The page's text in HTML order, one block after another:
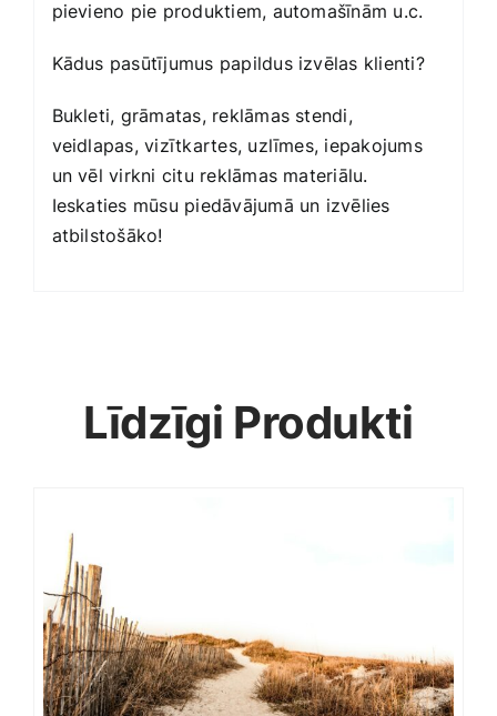
pievieno pie produktiem, automašīnām u.c.
Kādus pasūtījumus papildus izvēlas klienti?
Bukleti, grāmatas, reklāmas stendi,
veidlapas, vizītkartes, uzlīmes, iepakojums
un vēl virkni citu reklāmas materiālu.
Ieskaties mūsu piedāvājumā un izvēlies
atbilstošāko!
Līdzīgi Produkti